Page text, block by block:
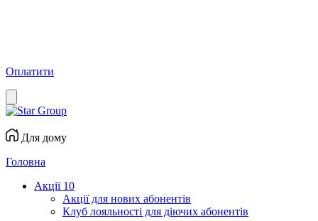
Оплатити
Для дому
Головна
Акції 10
Акції для нових абонентів
Клуб лояльності для діючих абонентів